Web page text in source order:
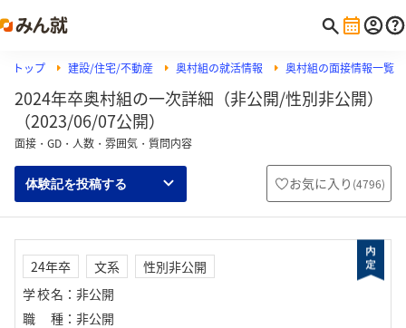
トップ 建設/住宅/不動産 奥村組の就活情報 奥村組の面接情報一覧
2024年卒奥村組の一次詳細（非公開/性別非公開）
（2023/06/07公開）
面接・GD・人数・雰囲気・質問内容
体験記を投稿する お気に入り (4796)
24年卒 文系
性別非公開
学校名 ： 非公開
職種 ： 非公開